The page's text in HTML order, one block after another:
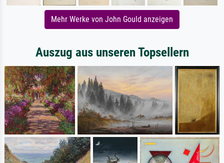
Mehr Werke von John Gould anzeigen
Auszug aus unseren Topsellern